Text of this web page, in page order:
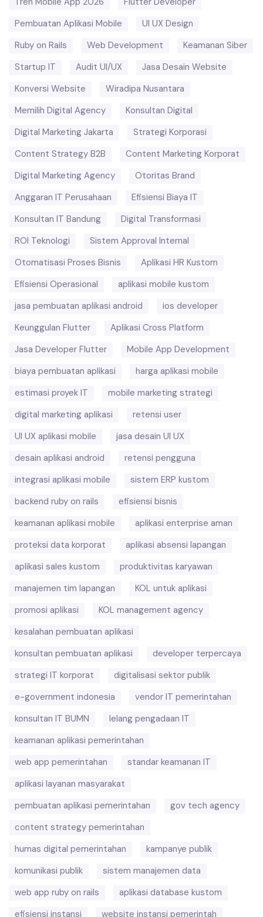
Pembuatan Aplikasi Mobile
UI UX Design
Ruby on Rails
Web Development
Keamanan Siber
Startup IT
Audit UI/UX
Jasa Desain Website
Konversi Website
Wiradipa Nusantara
Memilih Digital Agency
Konsultan Digital
Digital Marketing Jakarta
Strategi Korporasi
Content Strategy B2B
Content Marketing Korporat
Digital Marketing Agency
Otoritas Brand
Anggaran IT Perusahaan
Efisiensi Biaya IT
Konsultan IT Bandung
Digital Transformasi
ROI Teknologi
Sistem Approval Internal
Otomatisasi Proses Bisnis
Aplikasi HR Kustom
Efisiensi Operasional
aplikasi mobile kustom
jasa pembuatan aplikasi android
ios developer
Keunggulan Flutter
Aplikasi Cross Platform
Jasa Developer Flutter
Mobile App Development
biaya pembuatan aplikasi
harga aplikasi mobile
estimasi proyek IT
mobile marketing strategi
digital marketing aplikasi
retensi user
UI UX aplikasi mobile
jasa desain UI UX
desain aplikasi android
retensi pengguna
integrasi aplikasi mobile
sistem ERP kustom
backend ruby on rails
efisiensi bisnis
keamanan aplikasi mobile
aplikasi enterprise aman
proteksi data korporat
aplikasi absensi lapangan
aplikasi sales kustom
produktivitas karyawan
manajemen tim lapangan
KOL untuk aplikasi
promosi aplikasi
KOL management agency
kesalahan pembuatan aplikasi
konsultan pembuatan aplikasi
developer terpercaya
strategi IT korporat
digitalisasi sektor publik
e-government indonesia
vendor IT pemerintahan
konsultan IT BUMN
lelang pengadaan IT
keamanan aplikasi pemerintahan
web app pemerintahan
standar keamanan IT
aplikasi layanan masyarakat
pembuatan aplikasi pemerintahan
gov tech agency
content strategy pemerintahan
humas digital pemerintahan
kampanye publik
komunikasi publik
sistem manajemen data
web app ruby on rails
aplikasi database kustom
efisiensi instansi
website instansi pemerintah